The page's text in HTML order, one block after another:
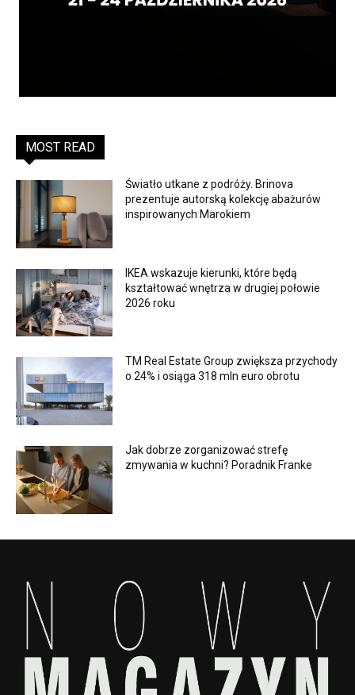
MOST READ
Światło utkane z podróży. Brinova
prezentuje autorską kolekcję abażurów
inspirowanych Marokiem
IKEA wskazuje kierunki, które będą
kształtować wnętrza w drugiej połowie
2026 roku
TM Real Estate Group zwiększa przychody
o 24% i osiąga 318 mln euro obrotu
Jak dobrze zorganizować strefę
zmywania w kuchni? Poradnik Franke